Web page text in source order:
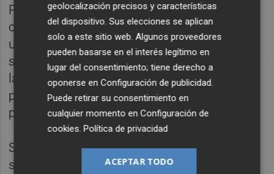
Por su parte, la Conselleria de Agricultura,
competente en sanidad animal, mantiene
una comunicación permanente con los
servicios veterinarios oficiales para asegurar
la implantación de todas las medidas de
prevención necesarias y extremar las
precauciones en explotaciones ganaderas.
Se están programando reuniones con el
sector ganadero, los veterinarios de las
geolocalización precisos y características
del dispositivo. Sus elecciones se aplican
solo a este sitio web. Algunos proveedores
pueden basarse en el interés legítimo en
lugar del consentimiento; tiene derecho a
oponerse enConfiguración de publicidad.
Puede retirar su consentimiento en
cualquier momento enConfiguración de
cookies.Política de privacidad
ACEPTAR TODO